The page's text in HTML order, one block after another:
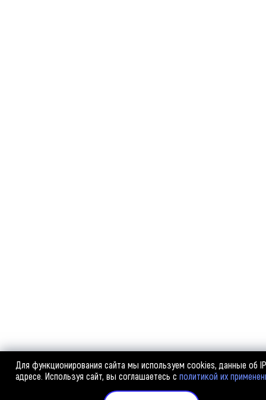
Для функционирования сайта мы используем cookies, данные об IP
адресе. Используя сайт, вы соглашаетесь с политикой их